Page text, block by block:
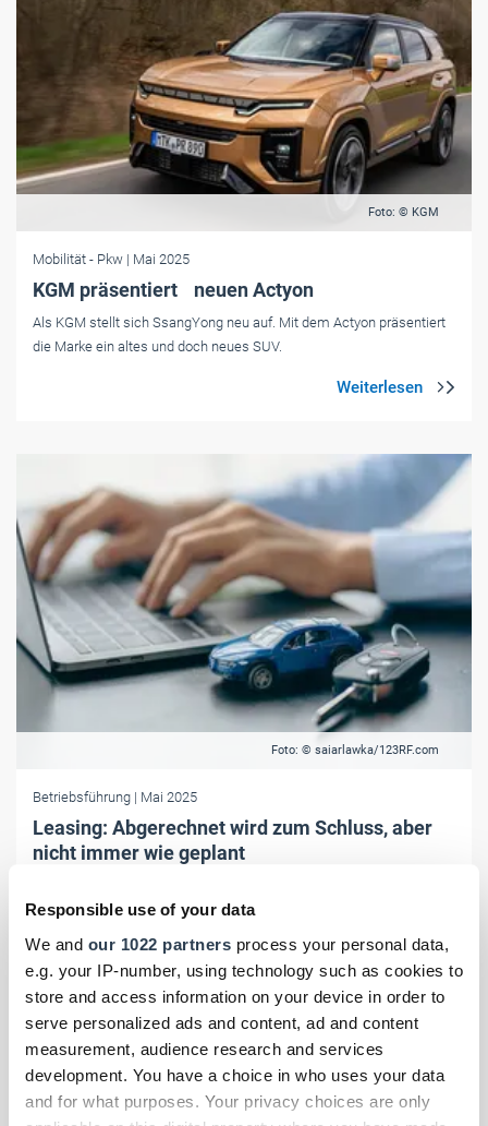
Responsible use of your data
We and our 1022 partners process your personal data,
e.g. your IP-number, using technology such as cookies to
store and access information on your device in order to
serve personalized ads and content, ad and content
measurement, audience research and services
development. You have a choice in who uses your data
and for what purposes. Your privacy choices are only
Foto: © KGM
Mobilität - Pkw | Mai 2025
KGM präsentiert neuen Actyon
Als KGM stellt sich SsangYong neu auf. Mit dem Actyon präsentiert
die Marke ein altes und doch neues SUV.
Foto: © saiarlawka/123RF.com
Betriebsführung | Mai 2025
Leasing: Abgerechnet wird zum Schluss, aber
nicht immer wie geplant
Unternehmen vor bösen Überraschungen beim Fahrzeug-Leasing